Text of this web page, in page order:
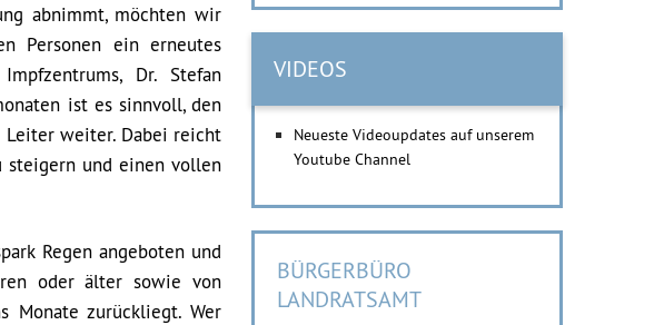
abnimmt, möchten wir
Personen ein erneutes
Dr. Stefan
ist es sinnvoll, den
Leiter weiter. Dabei reicht
steigern und einen vollen
Regen angeboten und
oder älter sowie von
Monate zurückliegt. Wer
VIDEOS
Neueste Videoupdates auf unserem
Youtube Channel
BÜRGERBÜRO
LANDRATSAMT